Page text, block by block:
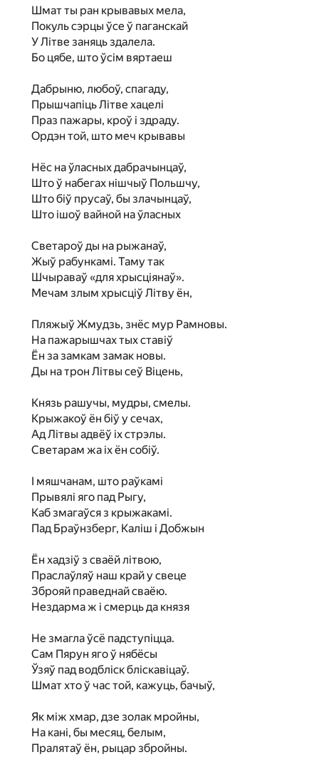
Шмат ты ран крывавых мела,
Покуль сэрцы ўсе ў паганскай
У Літве заняць здалела.
Бо цябе, што ўсім вяртаеш
Дабрыню, любоў, спагаду,
Прышчапіць Літве хацелі
Праз пажары, кроў і здраду.
Ордэн той, што меч крывавы
Нёс на ўласных дабрачынцаў,
Што ў набегах нішчыў Польшчу,
Што біў прусаў, бы злачынцаў,
Што ішоў вайной на ўласных
Светароў ды на рыжанаў,
Жыў рабункамі. Таму так
Шчыраваў «для хрысціянаў».
Мечам злым хрысціў Літву ён,
Пляжыў Жмудзь, знёс мур Рамновы.
На пажарышчах тых ставіў
Ён за замкам замак новы.
Ды на трон Літвы сеў Віцень,
Князь рашучы, мудры, смелы.
Крыжакоў ён біў у сечах,
Ад Літвы адвёў іх стрэлы.
Светарам жа іх ён собіў.
І мяшчанам, што раўкамі
Прывялі яго пад Рыгу,
Каб змагаўся з крыжакамі.
Пад Браўнзберг, Каліш і Добжын
Ён хадзіў з сваёй літвою,
Праслаўляў наш край у свеце
Зброяй праведнай сваёю.
Нездарма ж і смерць да князя
Не змагла ўсё падступіцца.
Сам Пярун яго ў нябёсы
Ўзяў пад водбліск бліскавіцаў.
Шмат хто ў час той, кажуць, бачыў,
Як між хмар, дзе золак мройны,
На кані, бы месяц, белым,
Пралятаў ён, рыцар збройны.